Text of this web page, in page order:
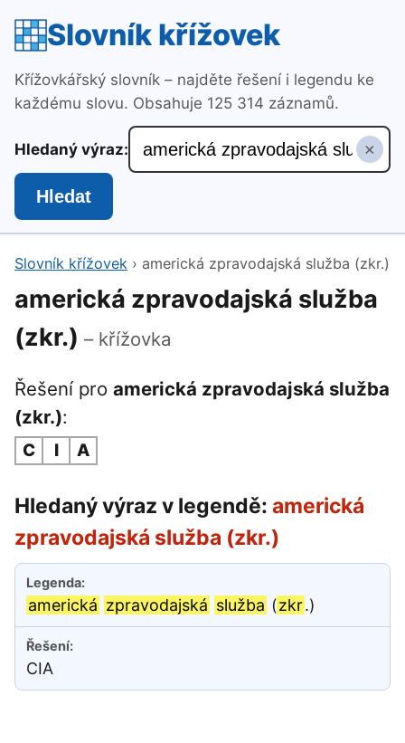
Slovník křížovek
Křížovkářský slovník – najděte řešení i legendu ke
každému slovu. Obsahuje 125 314 záznamů.
Hledaný výraz: ×
Hledat
Slovník křížovek › americká zpravodajská služba (zkr.)
americká zpravodajská služba
(zkr.) – křížovka
Řešení pro americká zpravodajská služba
(zkr.):
C I A
Hledaný výraz v legendě: americká
zpravodajská služba (zkr.)
americká zpravodajská služba (zkr.)
CIA